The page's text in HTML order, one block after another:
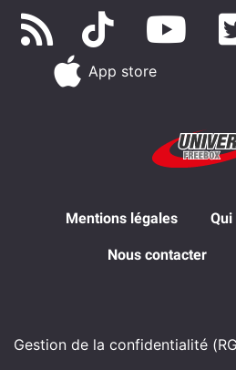
App store
Mentions légales
Nous contacter
Gestion de la confidentialité